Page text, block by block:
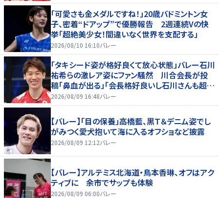
「可愛さも金メダルですね！」20歳バドミントン女
子、密着“ドアップ”で優勝報告 2週連続Vの快
挙「超絶美少女！間違いなく世界を支配する」
2026/08/10 16:10バレー
「タキシード姿が格好良くて放心状態」バレー石川
祐希らの激レア姿にファン騒然 川合会長が投
稿「鼻血が出る」「会長格好良いし石川さんも超格
好いい」
2026/08/09 16:48バレー
【バレー】「目の保養」高橋藍、黒Ｔ＆デニム姿でし
がみつく愛犬抱いて海に入るオフショなど披露
2026/08/09 12:12バレー
【バレー】アルテミス北海道・鳥本香琳、オフはアク
ティブに 余市でサップも体験
2026/08/09 06:00バレー